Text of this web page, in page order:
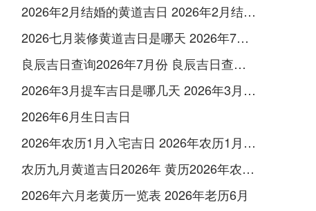
2026年2月结婚的黄道吉日 2026年2月结婚黄道吉日查询最新
2026七月装修黄道吉日是哪天 2026年7月装修吉日
良辰吉日查询2026年7月份 良辰吉日查询2026年1月份
2026年3月提车吉日是哪几天 2026年3月26号提车
2026年6月生日吉日
2026年农历1月入宅吉日 2026年农历1月入宅最好的日子
农历九月黄道吉日2026年 黄历2026年农历九月黄道吉日查询
2026年六月老黄历一览表 2026年老历6月